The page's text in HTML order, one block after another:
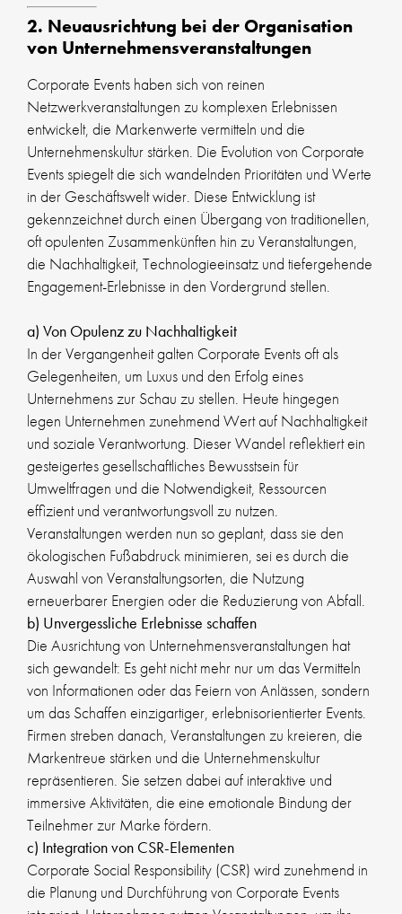
2. Neuausrichtung bei der Organisation
von Unternehmensveranstaltungen
Corporate Events haben sich von reinen
Netzwerkveranstaltungen zu komplexen Erlebnissen
entwickelt, die Markenwerte vermitteln und die
Unternehmenskultur stärken. Die Evolution von Corporate
Events spiegelt die sich wandelnden Prioritäten und Werte
in der Geschäftswelt wider. Diese Entwicklung ist
gekennzeichnet durch einen Übergang von traditionellen,
oft opulenten Zusammenkünften hin zu Veranstaltungen,
die Nachhaltigkeit, Technologieeinsatz und tiefergehende
Engagement-Erlebnisse in den Vordergrund stellen.
a) Von Opulenz zu Nachhaltigkeit
In der Vergangenheit galten Corporate Events oft als
Gelegenheiten, um Luxus und den Erfolg eines
Unternehmens zur Schau zu stellen. Heute hingegen
legen Unternehmen zunehmend Wert auf Nachhaltigkeit
und soziale Verantwortung. Dieser Wandel reflektiert ein
gesteigertes gesellschaftliches Bewusstsein für
Umweltfragen und die Notwendigkeit, Ressourcen
effizient und verantwortungsvoll zu nutzen.
Veranstaltungen werden nun so geplant, dass sie den
ökologischen Fußabdruck minimieren, sei es durch die
Auswahl von Veranstaltungsorten, die Nutzung
erneuerbarer Energien oder die Reduzierung von Abfall.
b) Unvergessliche Erlebnisse schaffen
Die Ausrichtung von Unternehmensveranstaltungen hat
sich gewandelt: Es geht nicht mehr nur um das Vermitteln
von Informationen oder das Feiern von Anlässen, sondern
um das Schaffen einzigartiger, erlebnisorientierter Events.
Firmen streben danach, Veranstaltungen zu kreieren, die
Markentreue stärken und die Unternehmenskultur
repräsentieren. Sie setzen dabei auf interaktive und
immersive Aktivitäten, die eine emotionale Bindung der
Teilnehmer zur Marke fördern.
c) Integration von CSR-Elementen
Corporate Social Responsibility (CSR) wird zunehmend in
die Planung und Durchführung von Corporate Events